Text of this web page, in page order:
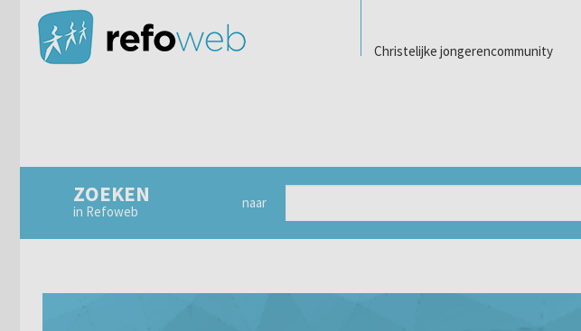
Christelijke jongerencommunity
ZOEKEN
in Refoweb
naar